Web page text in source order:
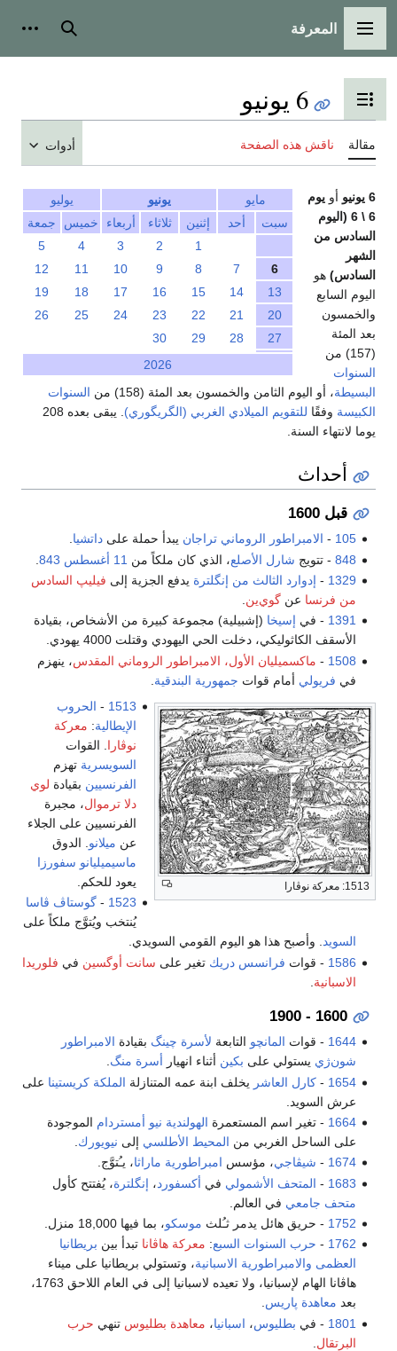
القائمة الرئيسية
المعرفة بحث
تبديل عرض جدول المحتويات
6 يونيو
مقالة ناقش هذه الصفحة أدوات
مايو يونيو
يوليو
سبت
أحد إثنين ثلاثاء أربعاء خميس
جمعة
1
2
3
4
5
6
7
8
9
10
11
12
13
14
15
16
17
18
19
20
21
22
23
24
25
26
27
28
29
30
2026
6 يونيو أو يوم
6 \ 6 (اليوم
السادس من
الشهر
السادس) هو
اليوم السابع
والخمسون
بعد المئة
(157) من
السنوات
البسيطة، أو اليوم الثامن والخمسون بعد المئة (158) من
السنوات
الكبيسة وفقًا للتقويم الميلادي الغربي (الگريگوري)
. يبقى بعده 208
يوما لانتهاء السنة.
أحداث
قبل 1600
105
- الامبراطور الروماني تراجان يبدأ حملة علىداتشيا
848 - تتويج شارل الأصلع، الذي كان ملكاً من 11 أغسطس 843
1329
- إدوارد الثالث من إنگلترة يدفع الجزية إلى فيليپ السادس
من فرنسا عنگوي‌ين
1391 - في إسيخا (إشبيلية) مجموعة كبيرة من الأشخاص، بقيادة
الأسقف الكاثوليكي، دخلت الحي اليهودي وقتلت 4000 يهودي.
1508
- ماكسميليان الأول، الامبراطور الروماني المقدس، ينهزم
في فريولي أمام قوات جمهورية البندقية
1513: معركة نوڤارا
1513
- الحروب
الإيطالية: معركة
نوڤارا . القوات
السويسرية تهزم
الفرنسيين بقيادة لوي
دلا ترموال، مجبرة
الفرنسيين على الجلاء
عن ميلانو . الدوق
ماسيميليانو سفورزا
يعود للحكم.
1523
- گوستاڤ ڤاسا
يُنتخب ويُتوَّج ملكاً على
السويد
. وأصبح هذا هو اليوم القومي السويدي.
1586 - قوات فرانسس دريك تغير على سانت أوگسين في فلوريدا
الاسبانية
1600 - 1900
1644 - قوات المانچو التابعة لأسرة چينگ بقيادة الامبراطور
شون‌ژي يستولي على بكين أثناء انهيار أسرة منگ
1654
-كارل العاشر يخلف ابنة عمه المتنازلة الملكة كريستينا على
عرش السويد.
1664 - تغير اسم المستعمرة الهولندية نيو أمستردام الموجودة
على الساحل الغربي من المحيط الأطلسي إلى نيويورك
1674
- شيڤاجي، مؤسس امبراطورية ماراثا، يـُتوَّج.
1683
- المتحف الأشمولي في أكسفورد، إنگلترة، يُفتتح كأول
متحف جامعي في العالم.
1752 - حريق هائل يدمر ثـُلث موسكو، بما فيها 18,000 منزل.
1762
- حرب السنوات السبع: معركة هاڤانا تبدأ بين بريطانيا
العظمى والامبراطورية الاسبانية، وتستولي بريطانيا على ميناء
هاڤانا الهام لإسبانيا، ولا تعيده لاسبانيا إلى في العام اللاحق 1763،
بعد معاهدة پاريس.
1801 - في بطليوس، اسبانيا، معاهدة بطليوس تنهي حرب
البرتقال